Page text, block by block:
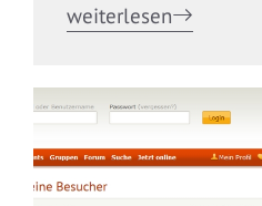
weiterlesen